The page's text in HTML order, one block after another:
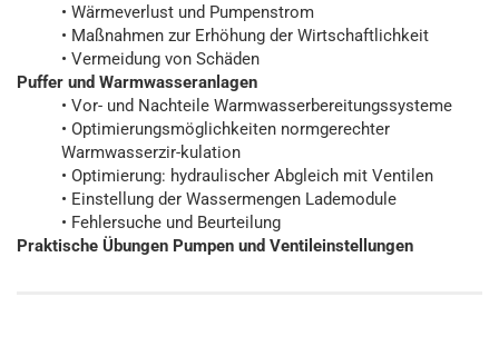
• Wärmeverlust und Pumpenstrom
• Maßnahmen zur Erhöhung der Wirtschaftlichkeit
• Vermeidung von Schäden
Puffer und Warmwasseranlagen
• Vor- und Nachteile Warmwasserbereitungssysteme
• Optimierungsmöglichkeiten normgerechter
Warmwasserzir-kulation
• Optimierung: hydraulischer Abgleich mit Ventilen
• Einstellung der Wassermengen Lademodule
• Fehlersuche und Beurteilung
Praktische Übungen Pumpen und Ventileinstellungen